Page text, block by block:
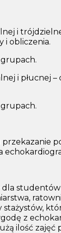
i
i obliczenia.
i płucnej –
dla
z
ilość zajęć